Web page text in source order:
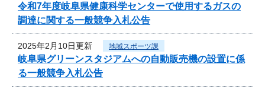
令和7年度岐阜県健康科学センターで使用するガスの
調達に関する一般競争入札公告
2025年2月10日更新 地域スポーツ課
岐阜県グリーンスタジアムへの自動販売機の設置に係
る一般競争入札公告